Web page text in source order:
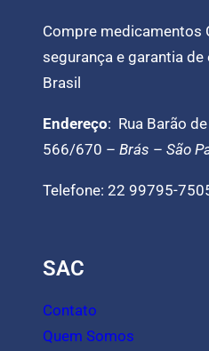
Compre medicamentos
segurança e garantia
Brasil
Endereço: Rua Barão
566/670 – Brás – São
Telefone: 22 99795-
SAC
Contato
Quem Somos